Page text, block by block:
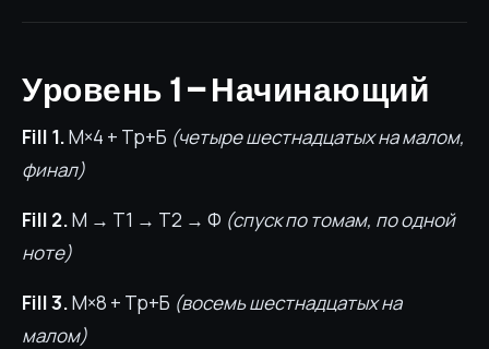
Уровень 1 — Начинающий
Fill 1.М×4 + Тр+Б (четыре шестнадцатых на малом,
финал)
Fill 2.М → Т1 → Т2 → Ф (спуск по томам, по одной
ноте)
Fill 3.М×8 + Тр+Б (восемь шестнадцатых на
малом)